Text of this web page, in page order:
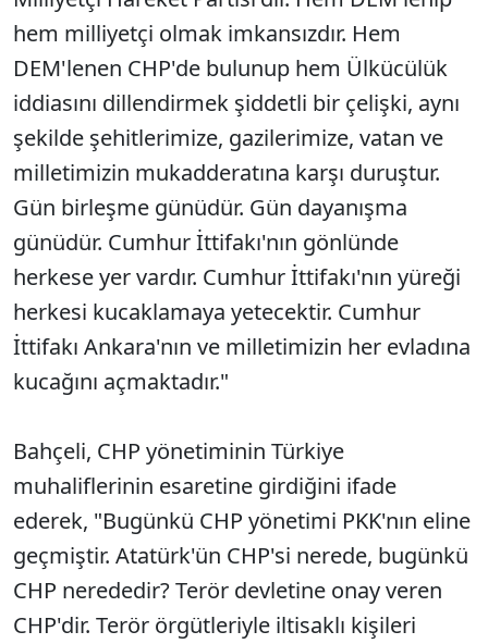
hem milliyetçi olmak imkansızdır. Hem
DEM'lenen CHP'de bulunup hem Ülkücülük
iddiasını dillendirmek şiddetli bir çelişki, aynı
şekilde şehitlerimize, gazilerimize, vatan ve
milletimizin mukadderatına karşı duruştur.
Gün birleşme günüdür. Gün dayanışma
günüdür. Cumhur İttifakı'nın gönlünde
herkese yer vardır. Cumhur İttifakı'nın yüreği
herkesi kucaklamaya yetecektir. Cumhur
İttifakı Ankara'nın ve milletimizin her evladına
kucağını açmaktadır."
Bahçeli, CHP yönetiminin Türkiye
muhaliflerinin esaretine girdiğini ifade
ederek, "Bugünkü CHP yönetimi PKK'nın eline
geçmiştir. Atatürk'ün CHP'si nerede, bugünkü
CHP nerededir? Terör devletine onay veren
CHP'dir. Terör örgütleriyle iltisaklı kişileri